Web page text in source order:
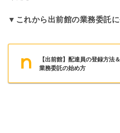
▼これから出前館の業務委託
【出前館】配達員の登録方法
業務委託の始め方